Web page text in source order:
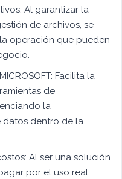
Al garantizar la
de archivos, se
operación que pueden
Facilita la
de
la
datos dentro de la
Al ser una solución
por el uso real,